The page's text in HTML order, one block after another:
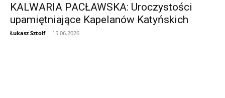
KALWARIA PACŁAWSKA: Uroczystości
upamiętniające Kapelanów Katyńskich
Łukasz Sztolf - 15.06.2026